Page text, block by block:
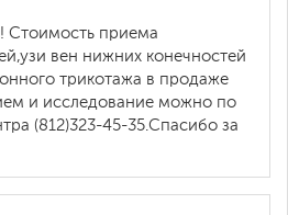
Стоимость приема
вен нижних конечностей
трикотажа в продаже
и исследование можно по
(812)323-45-35.Спасибо за